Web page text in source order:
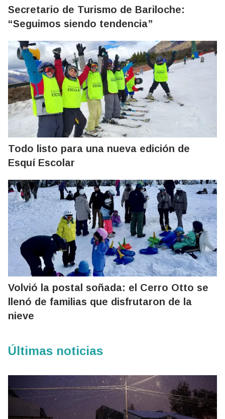
Secretario de Turismo de Bariloche:
“Seguimos siendo tendencia”
Todo listo para una nueva edición de
Esquí Escolar
Volvió la postal soñada: el Cerro Otto se
llenó de familias que disfrutaron de la
nieve
Últimas noticias